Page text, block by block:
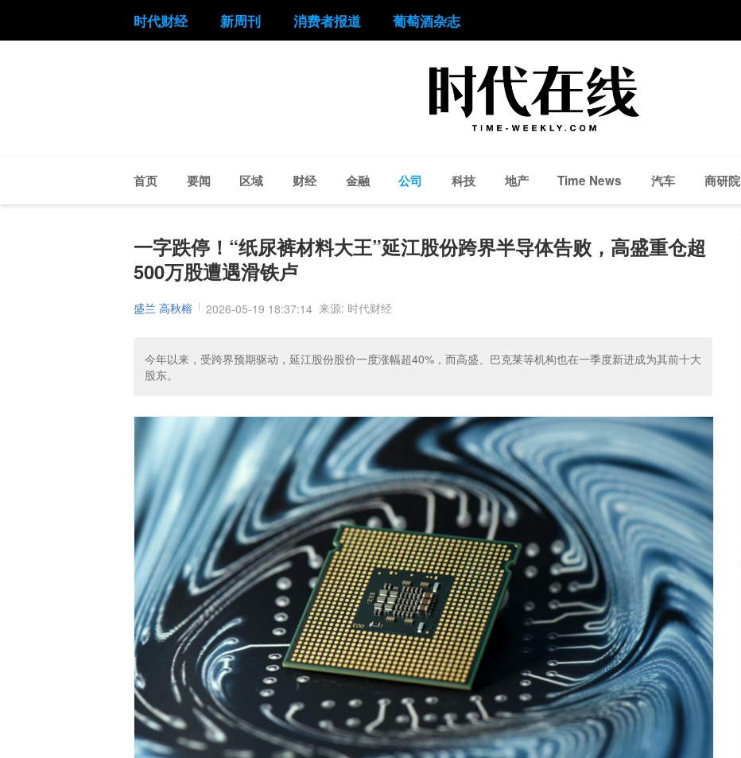
时代财经 新周刊 消费者报道 葡萄酒杂志
首页 要闻 区域 财经 金融 公司 科技 地产 Time News 汽车 商研院
一字跌停！“纸尿裤材料大王”延江股份跨界半导体告败，高盛重仓超
500万股遭遇滑铁卢
盛兰 高秋榕 2026-05-19 18:37:14 来源: 时代财经
今年以来，受跨界预期驱动，延江股份股价一度涨幅超40%，而高盛、巴克莱等机构也在一季度新进成为其前十大
股东。